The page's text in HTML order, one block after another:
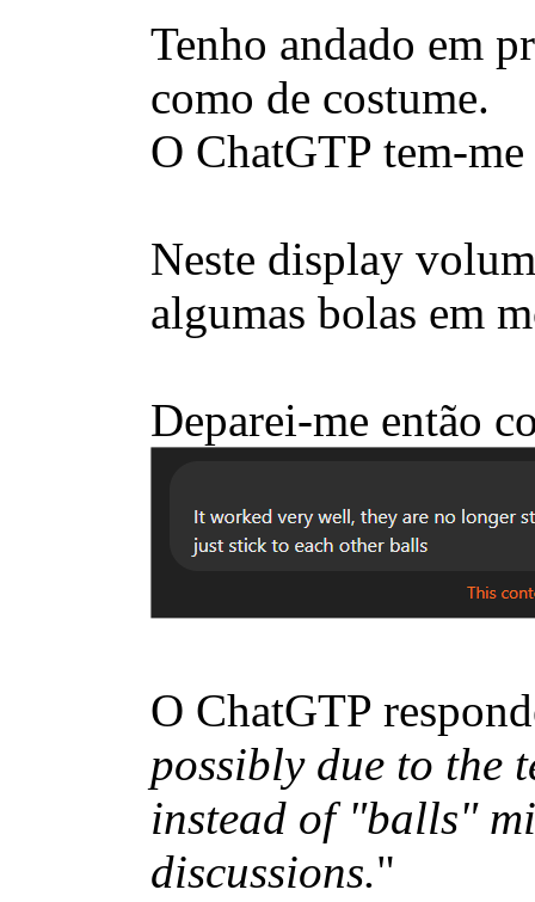
Tenho andado em
como de costume.
O ChatGTP tem-
Neste display
algumas bolas em
Deparei-me então
O ChatGTP
possibly due to the
instead of "balls"
discussions."